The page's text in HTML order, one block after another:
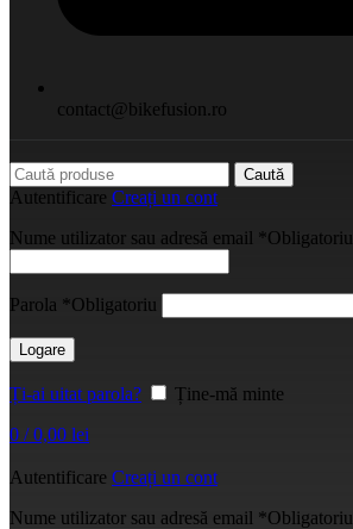
contact@bikefusion.ro
Caută
Autentificare Creați un cont
Nume utilizator sau adresă email *Obligatoriu
Parola *Obligatoriu
Logare
Ți-ai uitat parola?
Ține-mă minte
0 / 0,00 lei
Autentificare Creați un cont
Nume utilizator sau adresă email *Obligatoriu